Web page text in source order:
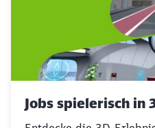
Jobs spielerisch in